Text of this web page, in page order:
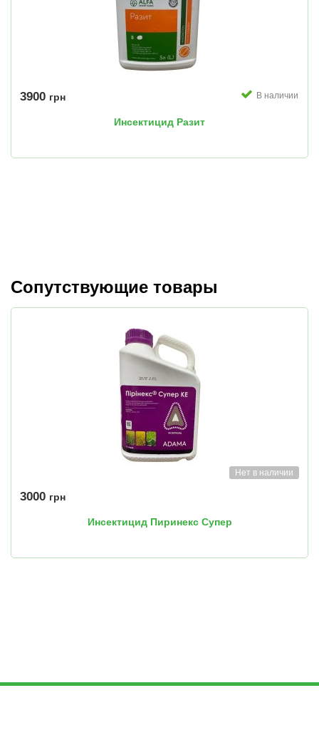
3900 грн В наличии
Инсектицид Разит
Сопутствующие товары
Нет в наличии
3000 грн
Инсектицид Пиринекс Супер